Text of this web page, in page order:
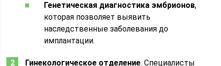
Генетическая диагностика эмбрионов,
которая позволяет выявить
наследственные заболевания до
имплантации.
Гинекологическое отделение. Специалисты